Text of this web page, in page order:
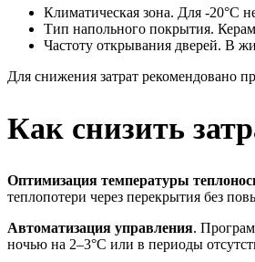
Климатическая зона. Для -20°C
Тип напольного покрытия.
Частоту открывания дверей. В
Для снижения затрат рекомендовано
Как снизить
Оптимизация температуры
теплопотери через перекрытия без
Автоматизация управления.
ночью на 2–3°C или в периоды